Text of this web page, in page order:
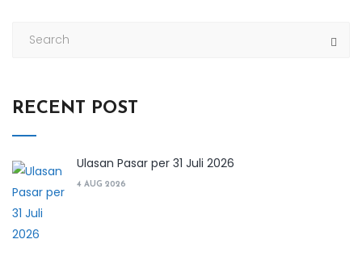
RECENT POST
Ulasan Pasar per 31 Juli 2026
4 AUG 2026